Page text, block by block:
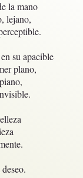
la mano
lejano,
su apacible
plano,